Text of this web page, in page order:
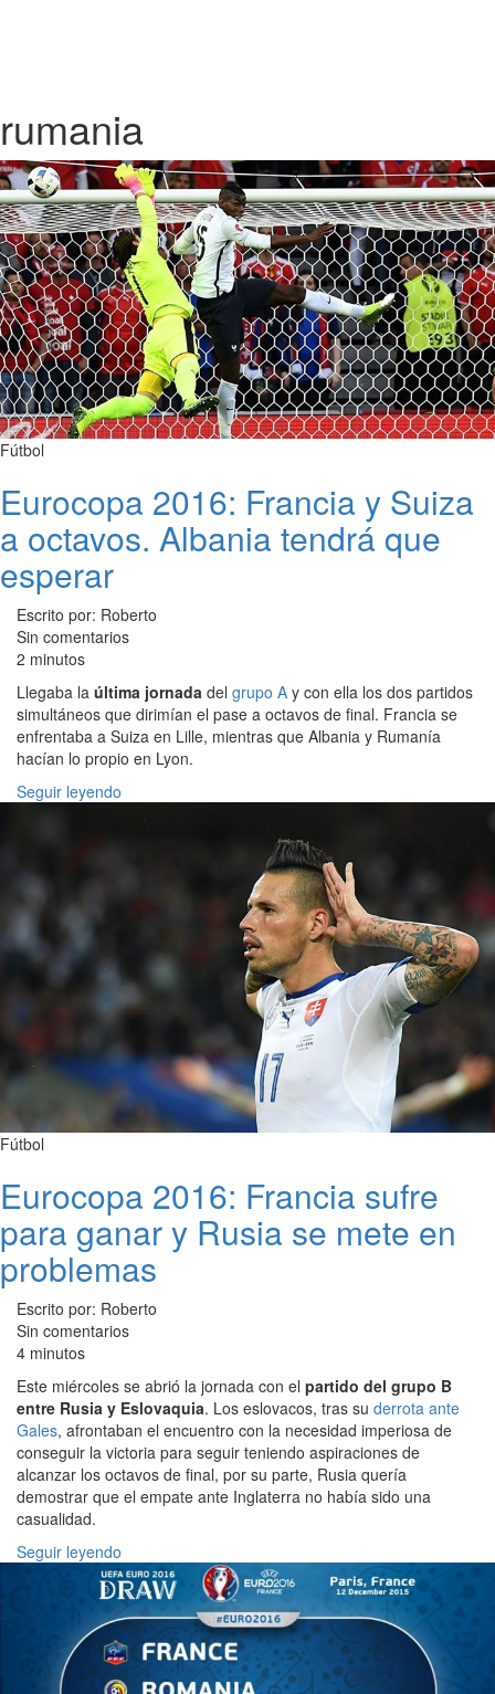
rumania
Fútbol
Eurocopa 2016: Francia y Suiza
a octavos. Albania tendrá que
esperar
Escrito por: Roberto
Sin comentarios
2 minutos
Llegaba la última jornada del grupo A y con ella los dos partidos
simultáneos que dirimían el pase a octavos de final. Francia se
enfrentaba a Suiza en Lille, mientras que Albania y Rumanía
hacían lo propio en Lyon.
Seguir leyendo
Fútbol
Eurocopa 2016: Francia sufre
para ganar y Rusia se mete en
problemas
Escrito por: Roberto
Sin comentarios
4 minutos
Este miércoles se abrió la jornada con el partido del grupo B
entre Rusia y Eslovaquia. Los eslovacos, tras su derrota ante
Gales, afrontaban el encuentro con la necesidad imperiosa de
conseguir la victoria para seguir teniendo aspiraciones de
alcanzar los octavos de final, por su parte, Rusia quería
demostrar que el empate ante Inglaterra no había sido una
casualidad.
Seguir leyendo